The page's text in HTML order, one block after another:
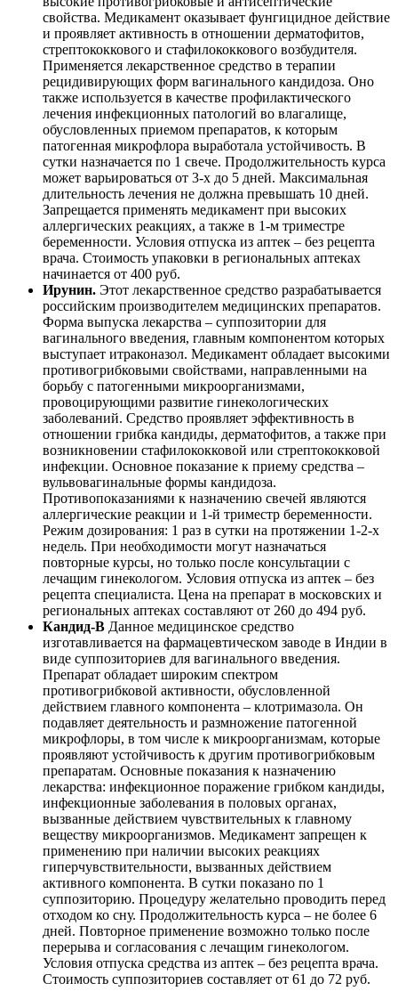
свойства. Медикамент оказывает фунгицидное действие
и проявляет активность в отношении дерматофитов,
стрептококкового и стафилококкового возбудителя.
Применяется лекарственное средство в терапии
рецидивирующих форм вагинального кандидоза. Оно
также используется в качестве профилактического
лечения инфекционных патологий во влагалище,
обусловленных приемом препаратов, к которым
патогенная микрофлора выработала устойчивость. В
сутки назначается по 1 свече. Продолжительность курса
может варьироваться от 3-х до 5 дней. Максимальная
длительность лечения не должна превышать 10 дней.
Запрещается применять медикамент при высоких
аллергических реакциях, а также в 1-м триместре
беременности. Условия отпуска из аптек – без рецепта
врача. Стоимость упаковки в региональных аптеках
начинается от 400 руб.
Ирунин. Этот лекарственное средство разрабатывается
российским производителем медицинских препаратов.
Форма выпуска лекарства – суппозитории для
вагинального введения, главным компонентом которых
выступает итраконазол. Медикамент обладает высокими
противогрибковыми свойствами, направленными на
борьбу с патогенными микроорганизмами,
провоцирующими развитие гинекологических
заболеваний. Средство проявляет эффективность в
отношении грибка кандиды, дерматофитов, а также при
возникновении стафилококковой или стрептококковой
инфекции. Основное показание к приему средства –
вульвовагинальные формы кандидоза.
Противопоказаниями к назначению свечей являются
аллергические реакции и 1-й триместр беременности.
Режим дозирования: 1 раз в сутки на протяжении 1-2-х
недель. При необходимости могут назначаться
повторные курсы, но только после консультации с
лечащим гинекологом. Условия отпуска из аптек – без
рецепта специалиста. Цена на препарат в московских и
региональных аптеках составляют от 260 до 494 руб.
Кандид-B Данное медицинское средство
изготавливается на фармацевтическом заводе в Индии в
виде суппозиториев для вагинального введения.
Препарат обладает широким спектром
противогрибковой активности, обусловленной
действием главного компонента – клотримазола. Он
подавляет деятельность и размножение патогенной
микрофлоры, в том числе к микроорганизмам, которые
проявляют устойчивость к другим противогрибковым
препаратам. Основные показания к назначению
лекарства: инфекционное поражение грибком кандиды,
инфекционные заболевания в половых органах,
вызванные действием чувствительных к главному
веществу микроорганизмов. Медикамент запрещен к
применению при наличии высоких реакциях
гиперчувствительности, вызванных действием
активного компонента. В сутки показано по 1
суппозиторию. Процедуру желательно проводить перед
отходом ко сну. Продолжительность курса – не более 6
дней. Повторное применение возможно только после
перерыва и согласования с лечащим гинекологом.
Условия отпуска средства из аптек – без рецепта врача.
Стоимость суппозиториев составляет от 61 до 72 руб.